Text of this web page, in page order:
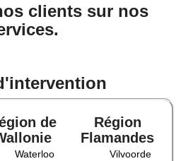
clients sur nos
de
Waterloo
Région
Flamandes
Vilvoorde